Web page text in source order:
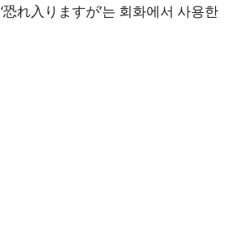
恐れ入りますが’는 회화에서 사용한